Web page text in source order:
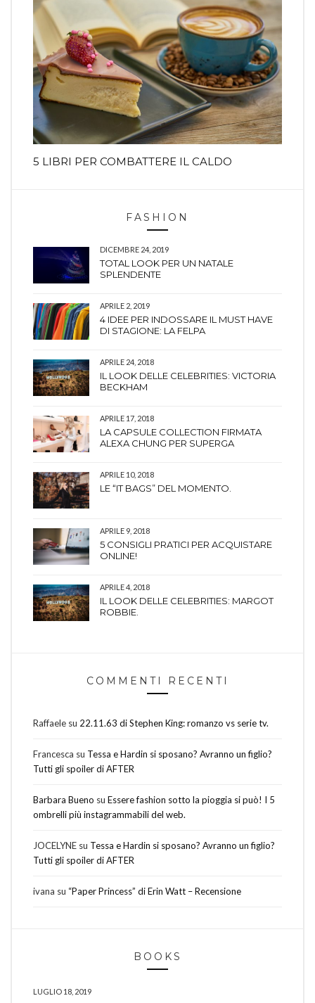
5 LIBRI PER COMBATTERE IL CALDO
FASHION
DICEMBRE 24, 2019
TOTAL LOOK PER UN NATALE
SPLENDENTE
APRILE 2, 2019
4 IDEE PER INDOSSARE IL MUST HAVE
DI STAGIONE: LA FELPA
APRILE 24, 2018
IL LOOK DELLE CELEBRITIES: VICTORIA
BECKHAM
APRILE 17, 2018
LA CAPSULE COLLECTION FIRMATA
ALEXA CHUNG PER SUPERGA
APRILE 10, 2018
LE “IT BAGS” DEL MOMENTO.
APRILE 9, 2018
5 CONSIGLI PRATICI PER ACQUISTARE
ONLINE!
APRILE 4, 2018
IL LOOK DELLE CELEBRITIES: MARGOT
ROBBIE.
COMMENTI RECENTI
Raffaele su 22.11.63 di Stephen King: romanzo vs serie tv.
Francesca su Tessa e Hardin si sposano? Avranno un figlio?
Tutti gli spoiler di AFTER
Barbara Bueno su Essere fashion sotto la pioggia si può! I 5
ombrelli più instagrammabili del web.
JOCELYNE su Tessa e Hardin si sposano? Avranno un figlio?
Tutti gli spoiler di AFTER
ivana su “Paper Princess” di Erin Watt – Recensione
BOOKS
LUGLIO 18, 2019